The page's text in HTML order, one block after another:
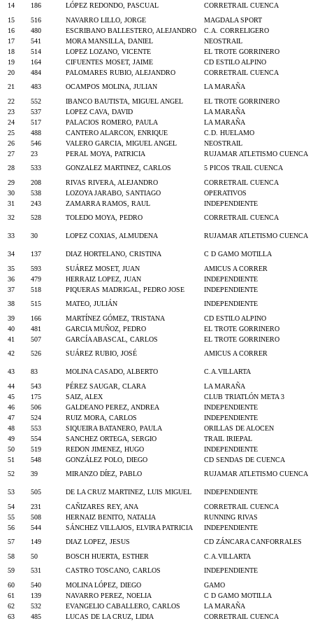
14
186 LÓPEZ REDONDO, PASCUAL
CORRETRAIL CUENCA
15
516 NAVARRO LILLO, JORGE
MAGDALA SPORT
16
480 ESCRIBANO BALLESTERO, ALEJANDRO
C.A. CORRELIGERO
17
541 MORA MANSILLA, DANIEL
NEOSTRAIL
18
514 LOPEZ LOZANO, VICENTE
EL TROTE GORRINERO
19
164 CIFUENTES MOSET, JAIME
CD ESTILO ALPINO
20
484 PALOMARES RUBIO, ALEJANDRO
CORRETRAIL CUENCA
21
483 OCAMPOS MOLINA, JULIAN
LA MARAÑA
22
552 IBANCO BAUTISTA, MIGUEL ANGEL
EL TROTE GORRINERO
23
537 LOPEZ CAVA, DAVID
LA MARAÑA
24
517 PALACIOS ROMERO, PAULA
LA MARAÑA
25
488 CANTERO ALARCON, ENRIQUE
C.D. HUELAMO
26
546 VALERO GARCIA, MIGUEL ANGEL
NEOSTRAIL
27
23 PERAL MOYA, PATRICIA
RUJAMAR ATLETISMO CUENCA
28
533 GONZALEZ MARTINEZ, CARLOS
5 PICOS TRAIL CUENCA
29
208 RIVAS RIVERA, ALEJANDRO
CORRETRAIL CUENCA
30
538 LOZOYA JARABO, SANTIAGO
OPERATIVOS
31
243 ZAMARRA RAMOS, RAUL
INDEPENDIENTE
32
528 TOLEDO MOYA, PEDRO CORRETRAIL CUENCA
33 30 LOPEZ COXIAS, ALMUDENA RUJAMAR ATLETISMO CUENCA
34 137 DIAZ HORTELANO, CRISTINA
C D GAMO MOTILLA
35
593 SUÁREZ MOSET, JUAN
AMICUS A CORRER
36
479 HERRAIZ LOPEZ, JUAN
INDEPENDIENTE
37
518 PIQUERAS MADRIGAL, PEDRO JOSE
INDEPENDIENTE
38
515 MATEO, JULIÁN
INDEPENDIENTE
39
166 MARTÍNEZ GÓMEZ, TRISTANA
CD ESTILO ALPINO
40
481 GARCIA MUÑOZ, PEDRO
EL TROTE GORRINERO
41
507 GARCÍA ABASCAL, CARLOS
EL TROTE GORRINERO
42
526 SUÁREZ RUBIO, JOSÉ AMICUS A CORRER
43 83 MOLINA CASADO, ALBERTO
C.A.VILLARTA
44
543 PÉREZ SAUGAR, CLARA
LA MARAÑA
45
175 SAIZ, ALEX
CLUB TRIATLÓN META 3
46
506 GALDEANO PEREZ, ANDREA
INDEPENDIENTE
47
524 RUIZ MORA, CARLOS
INDEPENDIENTE
48
553 SIQUEIRA BATANERO, PAULA
ORILLAS DE ALOCEN
49
554 SANCHEZ ORTEGA, SERGIO
TRAIL IRIEPAL
50
519 REDON JIMENEZ, HUGO
INDEPENDIENTE
51
548 GONZÁLEZ POLO, DIEGO
CD SENDAS DE CUENCA
52
39 MIRANZO DÍEZ, PABLO RUJAMAR ATLETISMO CUENCA
53 505 DE LA CRUZ MARTINEZ, LUIS MIGUEL
INDEPENDIENTE
54
231 CAÑIZARES REY, ANA
CORRETRAIL CUENCA
55
508 HERNAIZ BENITO, NATALIA
RUNNING RIVAS
56
544 SÁNCHEZ VILLAJOS, ELVIRA PATRICIA
INDEPENDIENTE
57
149 DIAZ LOPEZ, JESUS
CD ZÁNCARA CANFORRALES
58
50 BOSCH HUERTA, ESTHER
C.A.VILLARTA
59
531 CASTRO TOSCANO, CARLOS
INDEPENDIENTE
60
540 MOLINA LÓPEZ, DIEGO
GAMO
61
139 NAVARRO PEREZ, NOELIA
C D GAMO MOTILLA
62
532 EVANGELIO CABALLERO, CARLOS
LA MARAÑA
63
485 LUCAS DE LA CRUZ, LIDIA
CORRETRAIL CUENCA